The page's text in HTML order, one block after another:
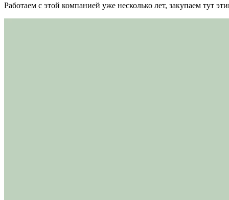
Работаем с этой компанией уже несколько лет, закупаем тут